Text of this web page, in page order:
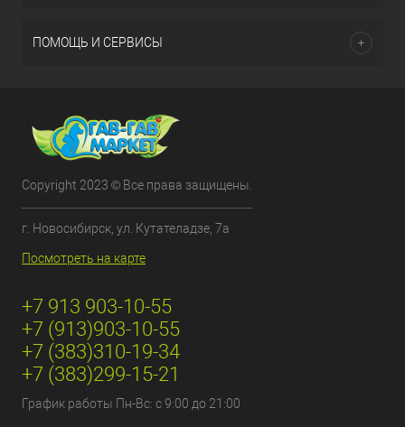
ПОМОЩЬ И СЕРВИСЫ
Copyright 2023 © Все права защищены.
г. Новосибирск, ул. Кутателадзе, 7а
Посмотреть на карте
+7 913 903-10-55
+7 (913)903-10-55
+7 (383)310-19-34
+7 (383)299-15-21
График работы Пн-Вс: с 9:00 до 21:00